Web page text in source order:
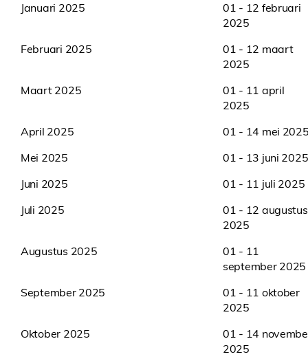
Januari 2025
01 - 12 februari
2025
Februari 2025
01 - 12 maart
2025
Maart 2025
01 - 11 april
2025
April 2025
01 - 14 mei
Mei 2025
01 - 13 juni 2025
Juni 2025
01 - 11 juli 2025
Juli 2025
01 - 12 augustus
2025
Augustus 2025
01 - 11
september 2025
September 2025
01 - 11 oktober
2025
Oktober 2025
01 - 14
2025